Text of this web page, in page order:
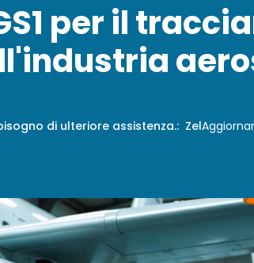
per il
di ulteriore assistenza.: Zel